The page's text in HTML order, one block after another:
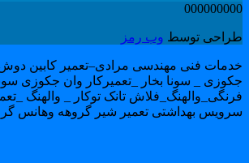
توسطوب رمز
فنی مهندسی مرادی–تعمیر کابین دوش
_ سونا بخار _تعمیرکار وان جکوزی سونا
تانک توکار _ والهنگ
بهداشتی تعمیر شیر گروهه وهانس